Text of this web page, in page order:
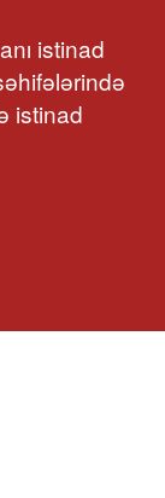
istinad
istinad